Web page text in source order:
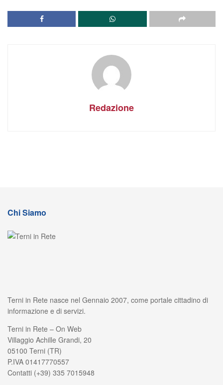
Redazione
Chi Siamo
Terni in Rete nasce nel Gennaio 2007, come portale cittadino di
informazione e di servizi.
Terni in Rete – On Web
Villaggio Achille Grandi, 20
05100 Terni (TR)
P.IVA 01417770557
Contatti (+39) 335 7015948